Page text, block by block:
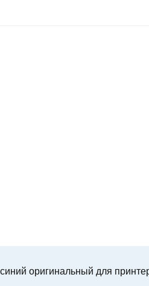
оригинальный для